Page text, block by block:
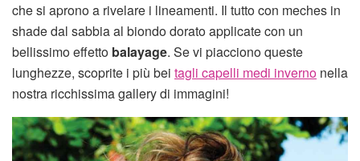
che si aprono a rivelare i lineamenti. Il tutto con meches in
shade dal sabbia al biondo dorato applicate con un
bellissimo effetto balayage. Se vi piacciono queste
lunghezze, scoprite i più bei tagli capelli medi inverno nella
nostra ricchissima gallery di immagini!